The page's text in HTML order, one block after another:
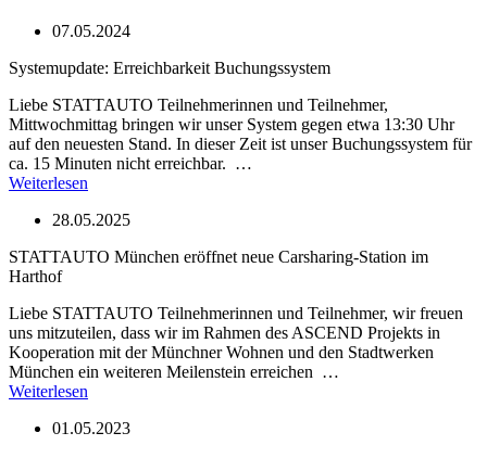
07.05.2024
Systemupdate: Erreichbarkeit Buchungssystem
Liebe STATTAUTO Teilnehmerinnen und Teilnehmer,
Mittwochmittag bringen wir unser System gegen etwa 13:30 Uhr
auf den neuesten Stand. In dieser Zeit ist unser Buchungssystem für
ca. 15 Minuten nicht erreichbar. …
Weiterlesen
28.05.2025
STATTAUTO München eröffnet neue Carsharing-Station im
Harthof
Liebe STATTAUTO Teilnehmerinnen und Teilnehmer, wir freuen
uns mitzuteilen, dass wir im Rahmen des ASCEND Projekts in
Kooperation mit der Münchner Wohnen und den Stadtwerken
München ein weiteren Meilenstein erreichen …
Weiterlesen
01.05.2023